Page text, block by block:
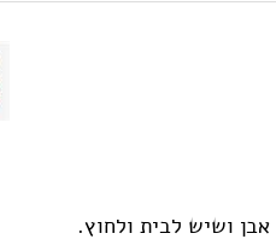
אבן ושיש לבית ולחוץ.